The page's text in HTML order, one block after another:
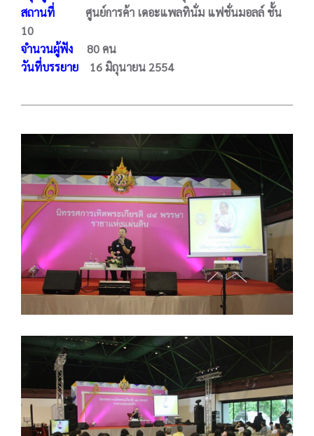
สถานที่
ศูนย์การค้า เดอะแพลทินั่ม แฟชั่นมอลล์ ชั้น
10
จำนวนผู้ฟัง 80 คน
วันที่บรรยาย 16 มิถุนายน 2554